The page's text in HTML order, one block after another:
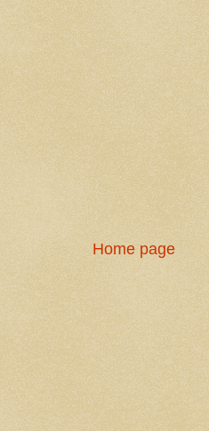
Home page